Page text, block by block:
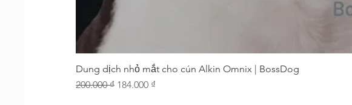
Dung dịch nhỏ mắt cho cún Alkin Omnix | BossDog
Regular Price
200.000 ₫ Sale Price
184.000 ₫